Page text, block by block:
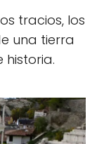
tracios, los
una tierra
historia.